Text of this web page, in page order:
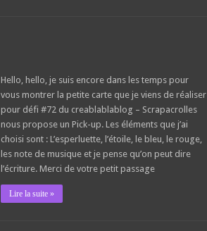
Hello, hello, je suis encore dans les temps pour
vous montrer la petite carte que je viens de réaliser
pour défi #72 du creablablablog – Scrapacrolles
nous propose un Pick-up. Les éléments que j’ai
choisi sont : L’esperluette, l’étoile, le bleu, le rouge,
les note de musique et je pense qu’on peut dire
l’écriture. Merci de votre petit passage
Lire la suite »